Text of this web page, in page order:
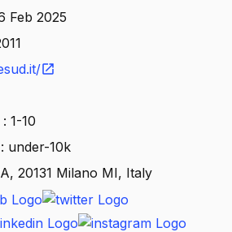
Feb 2025
open_in_new
1-10
under-10k
20131 Milano MI, Italy